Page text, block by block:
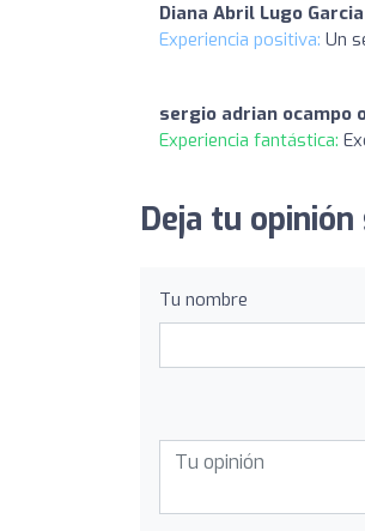
Diana Abril Lugo Garcia
Experiencia positiva: Un
sergio adrian ocampo
Experiencia fantástica:
Deja tu
Tu nombre